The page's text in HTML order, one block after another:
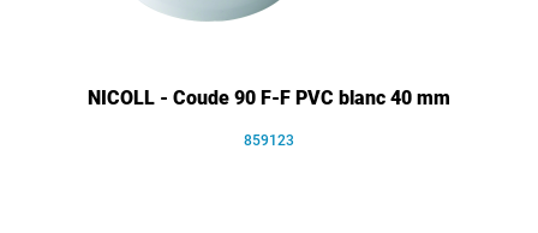
NICOLL - Coude 90 F-F PVC blanc 40 mm
859123